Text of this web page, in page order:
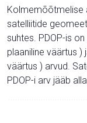
Kolmemõõtmelise
satelliitide
suhtes. PDOP-is
plaaniline väärtus )
väärtus ) arvud.
PDOP-i arv jääb alla